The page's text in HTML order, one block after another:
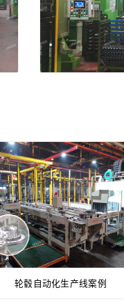
轮毂自动化生产线案例